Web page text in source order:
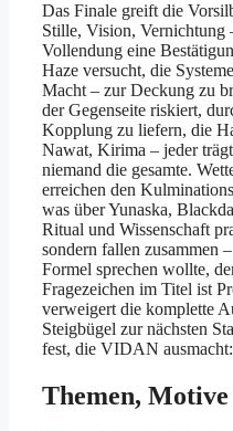
Das Finale greift die
Stille, Vision, Vernichtung
Vollendung eine
Haze versucht, die
Macht – zur Deckung zu
der Gegenseite riskiert,
Kopplung zu liefern, die
Nawat, Kirima – jeder
niemand die gesamte.
erreichen den
was über Yunaska,
Ritual und Wissenschaft
sondern fallen zusammen
Formel sprechen wollte,
Fragezeichen im Titel ist
verweigert die komplette
Steigbügel zur nächsten
fest, die VIDAN
Themen,